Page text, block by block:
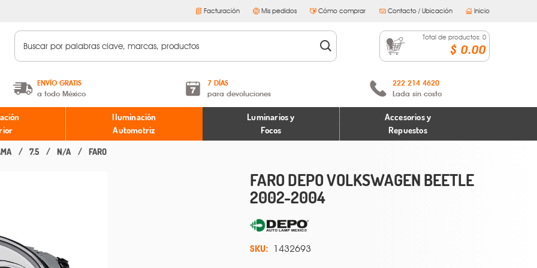
Facturación Mis pedidos Cómo comprar Contacto / Ubicación Inicio
Total de productos: 0
$ 0.00
ENVÍO GRATIS
a todo México
A partir de $599 MXN.
* Aplican restricciones
7 DÍAS
para devoluciones
Términos y condiciones
Políticas de devoluciones
222 214 4620
Lada sin costo
Iluminación
Automotriz
Luminarios y
Focos
Accesorios y
Repuestos
7.5 N/A FARO
FARO DEPO VOLKSWAGEN BEETLE
2002-2004
SKU: 1432693